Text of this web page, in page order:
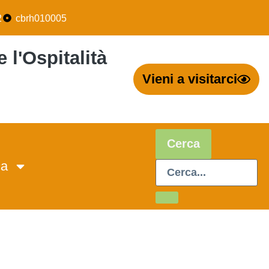
cbrh010005
l'Ospitalità
Vieni a visitarci
Cerca